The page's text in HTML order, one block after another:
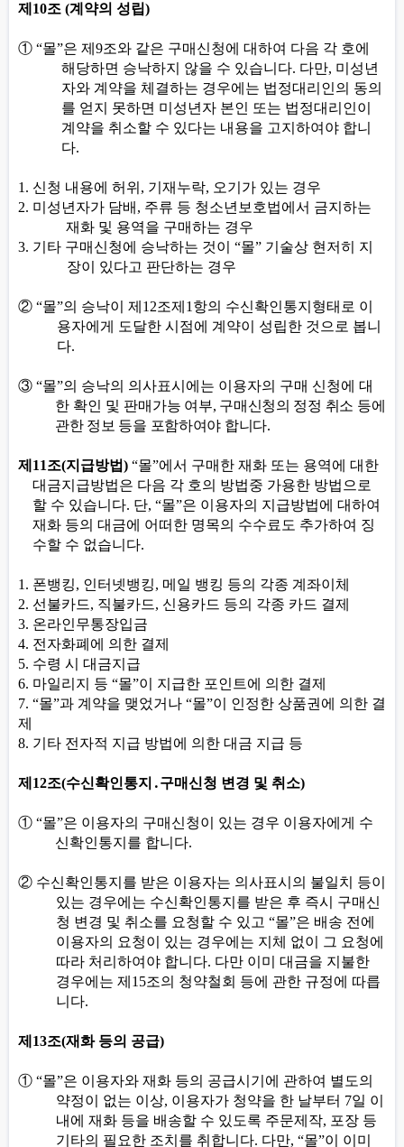
제 10조 (계약의 성립)
① “몰”은 제 9조와 같은 구매신청에 대하여 다음 각 호에
해당하면 승낙하지 않을 수 있습니다. 다만, 미성년
자와 계약을 체결하는 경우에는 법정대리인의 동의
를 얻지 못하면 미성년자 본인 또는 법정대리인이
계약을 취소할 수 있다는 내용을 고지하여야 합니
다.
1. 신청 내용에 허위 , 기재누락, 오기가 있는 경우
2. 미성년자가 담배 , 주류 등 청소년보호법에서 금지하는
재화 및 용역을 구매하는 경우
3. 기타 구매신청에 승낙하는 것이 “몰” 기술상 현저히 지
장이 있다고 판단하는 경우
② “몰”의 승낙이 제 12조제 1 항의 수신확인통지형태로 이
용자에게 도달한 시점에 계약이 성립한 것으로 봅니
다.
③ “몰”의 승낙의 의사표시에는 이용자의 구매 신청에 대
한 확인 및 판매 가능 여부, 구매신청의 정정 취소 등에
관한 정보 등을 포함하여야 합니다.
제 11조(지급방법) “몰”에서 구매한 재화 또는 용역에 대한
대금지급방법은 다음 각 호의 방법중 가용한 방법으로
할 수 있습니다. 단, “몰”은 이용자의 지급방법에 대하여
재화 등의 대금에 어떠한 명목의 수수료도 추가하여 징
수할 수 없습니다.
1. 폰뱅킹, 인터넷뱅킹, 메일 뱅킹 등의 각종 계좌이체
2. 선불카드, 직불카드, 신용카드 등의 각종 카드 결제
3. 온라인무통장입금
4. 전자화폐에 의한 결제
5. 수령 시 대금지급
6. 마일리지 등 “몰”이 지급한 포인트에 의한 결제
7. “몰”과 계약을 맺었거나 “몰”이 인정한 상품권에 의한 결
제
8. 기타 전자적 지급 방법에 의한 대금 지급 등
제 12조(수신확인통지 ․구매신청 변경 및 취소)
① “몰”은 이용자의 구매신청이 있는 경우 이용자에게 수
신확인통지를 합니다.
② 수신확인통지를 받은 이용자는 의사표시의 불일치 등이
있는 경우에는 수신확인통지를 받은 후 즉시 구매신
청 변경 및 취소를 요청할 수 있고“몰”은 배송 전에
이용자의 요청이 있는 경우에는 지체 없이 그 요청에
따라 처리하여야 합니다. 다만 이미 대금을 지불한
경우에는 제 15조의 청약철회 등에 관한 규정에 따릅
니다.
제 13조(재화 등의 공급)
① “몰”은 이용자와 재화 등의 공급시기에 관하여 별도의
약정이 없는 이상, 이용자가 청약을 한 날부터 7일 이
내에 재화 등을 배송할 수 있도록 주문제작, 포장 등
기타의 필요한 조치를 취합니다. 다만, “몰”이 이미